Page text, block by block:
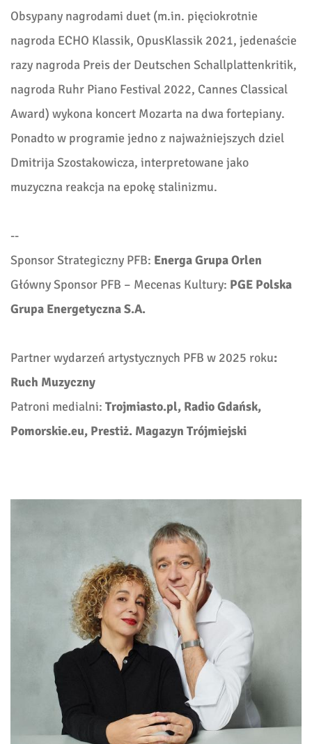
Obsypany nagrodami duet (m.in. pięciokrotnie
nagroda ECHO Klassik, OpusKlassik 2021, jedenaście
razy nagroda Preis der Deutschen Schallplattenkritik,
nagroda Ruhr Piano Festival 2022, Cannes Classical
Award) wykona koncert Mozarta na dwa fortepiany.
Ponadto w programie jedno z najważniejszych dziel
Dmitrija Szostakowicza, interpretowane jako
muzyczna reakcja na epokę stalinizmu.
--
Sponsor Strategiczny PFB: Energa Grupa Orlen
Główny Sponsor PFB – Mecenas Kultury: PGE Polska
Grupa Energetyczna S.A.
Partner wydarzeń artystycznych PFB w 2025 roku:
Ruch Muzyczny
Patroni medialni:Trojmiasto.pl, Radio Gdańsk,
Pomorskie.eu, Prestiż. Magazyn Trójmiejski